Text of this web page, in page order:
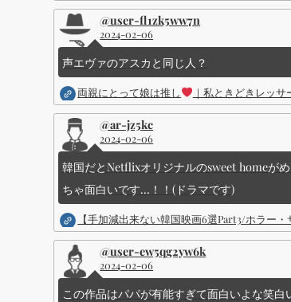
@user-fl1zk5ww7n
2024-02-06
声エヴァのアスカと同じ人？
両親にとって娘は推し ｜私ときどきレッサ
@ar-jz5kc
2024-02-06
韓国だとNetflixオリジナルのsweet homeがめ
ちゃ面白いです...！！(ドラマです)
【手加減出来ない韓国映画6選Part3/ホラー
@user-ew5qg2yw6k
2024-02-06
この作品はパパが有能すぎて面白いよな笑白